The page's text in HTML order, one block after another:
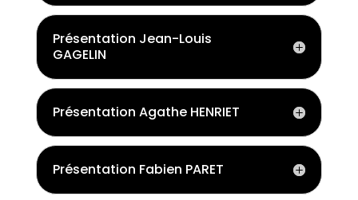
Présentation Jean-Louis
GAGELIN
Présentation Agathe HENRIET
Présentation Fabien PARET